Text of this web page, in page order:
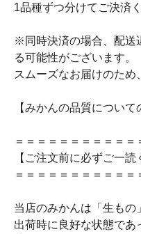
1品種ずつ分けてご決済く
※同時決済の場合、配送
る可能性がございます。
スムーズなお届けのため
【みかんの品質について
＝＝＝＝＝＝＝＝＝＝＝
【ご注文前に必ずご一読
＝＝＝＝＝＝＝＝＝＝＝
当店のみかんは「生もの
出荷時に良好な状態で